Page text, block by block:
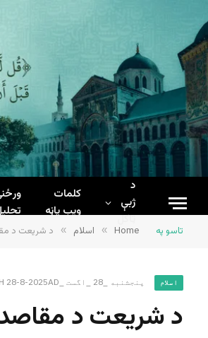
د
ژبې
ټاکل
کلمات
ويب پاڼه
تاسو په Home
» اسلام » د شریعت د
اسلام پنجشنبه _28 _اگست _2025AH 28-8-2025AD
د شریعت د